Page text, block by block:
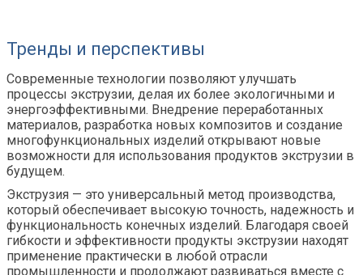
Тренды и перспективы
Современные технологии позволяют улучшать
процессы экструзии, делая их более экологичными и
энергоэффективными. Внедрение переработанных
материалов, разработка новых композитов и создание
многофункциональных изделий открывают новые
возможности для использования продуктов экструзии в
будущем.
Экструзия — это универсальный метод производства,
который обеспечивает высокую точность, надежность и
функциональность конечных изделий. Благодаря своей
гибкости и эффективности продукты экструзии находят
применение практически в любой отрасли
промышленности и продолжают развиваться вместе с